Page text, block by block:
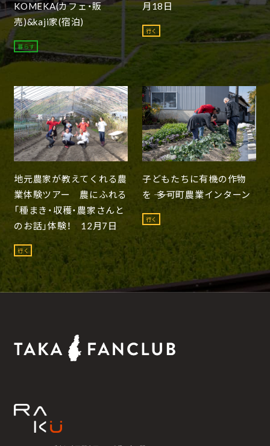
KOMEKA(カフェ・販
売)&kaji家(宿泊)
暮らす
月18日
行く
地元農家が教えてくれる農
業体験ツアー 農にふれる
「種まき・収穫・農家さんと
のお話」体験！ 12月7日
行く
子どもたちに有機の作物
を ―― 多可町農業インターン
行く